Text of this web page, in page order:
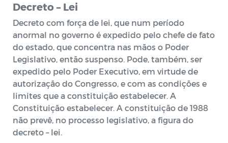
Decreto – Lei
Decreto com força de lei, que num período
anormal no governo é expedido pelo chefe de fato
do estado, que concentra nas mãos o Poder
Legislativo, então suspenso. Pode, também, ser
expedido pelo Poder Executivo, em virtude de
autorização do Congresso, e com as condições e
limites que a constituição estabelecer. A
Constituição estabelecer. A constituição de 1988
não prevê, no processo legislativo, a figura do
decreto – lei.